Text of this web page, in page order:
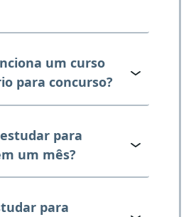
um curso
para concurso?
para
um mês?
para